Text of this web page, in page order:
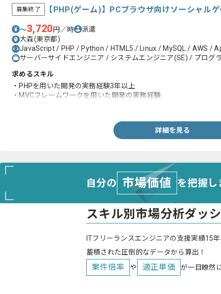
募集終了 【PHP(ゲーム)】PCブラウザ向けソーシャル
〜3,720円／時
派遣
大森(東京都)
JavaScript / PHP / Python / HTML5 / Linux / MySQL / AWS /
サーバーサイドエンジニア / システムエンジニア(SE) / プログ
求めるスキル
・PHPを用いた開発の実務経験3年以上
・MVCフレームワークを用いた開発の実務経験
詳細を見る
自分の 市場価値 を把握
スキル別市場分析ダッ
ITフリーランスエンジニアの支援実績15
蓄積された圧倒的なデータから算出！
案件倍率 や 適正単価 が一目瞭然